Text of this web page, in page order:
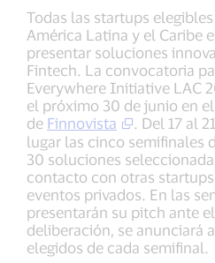
Todas las startups
América Latina y el Caribe
presentar soluciones
Fintech. La convocatoria
Everywhere Initiative LAC
el próximo 30 de junio en
de Finnovista
. Del 17 al
lugar las cinco semifinales
30 soluciones
contacto con otras
eventos privados. En las
presentarán su pitch ante
deliberación, se anunciará
elegidos de cada semifinal.